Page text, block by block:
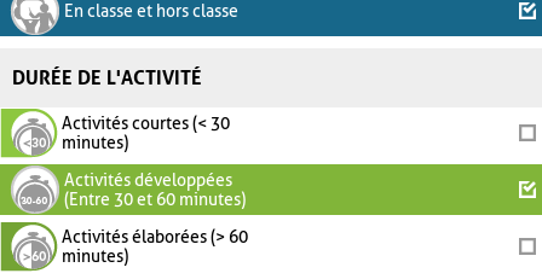
En classe et hors classe
DURÉE DE L'ACTIVITÉ
Activités courtes (< 30
minutes)
Activités développées
(Entre 30 et 60 minutes)
Activités élaborées (> 60
minutes)